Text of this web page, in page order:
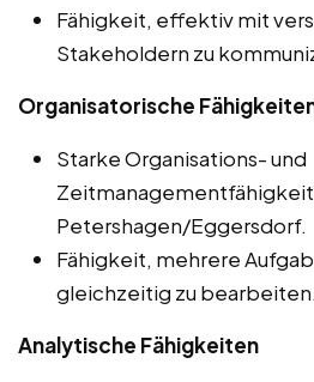
Fähigkeit, effektiv mit
Stakeholdern zu
Organisatorische
Starke Organisations- und
Petershagen/Eggersdorf.
Fähigkeit, mehrere
gleichzeitig zu bearbeiten.
Analytische Fähigkeiten